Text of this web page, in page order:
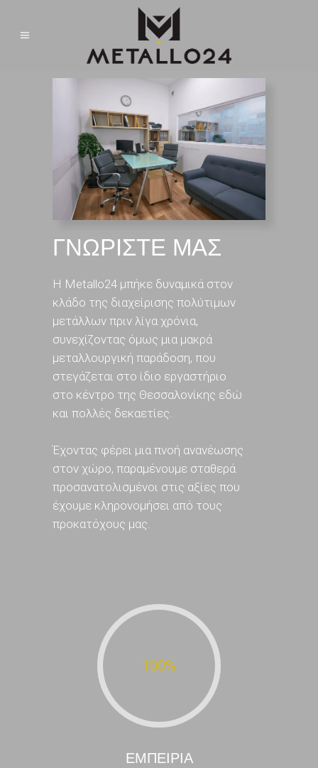
ΓΝΩΡΙΣΤΕ ΜΑΣ
H Metallo24 μπήκε δυναμικά στον
κλάδο της διαχείρισης πολύτιμων
μετάλλων πριν λίγα χρόνια,
συνεχίζοντας όμως μια μακρά
μεταλλουργική παράδοση, που
στεγάζεται στο ίδιο εργαστήριο
στο κέντρο της Θεσσαλονίκης εδώ
και πολλές δεκαετίες.
Έχοντας φέρει μια πνοή ανανέωσης
στον χώρο, παραμένουμε σταθερά
προσανατολισμένοι στις αξίες που
έχουμε κληρονομήσει από τους
προκατόχους μας.
100%
ΕΜΠΕΙΡΙΑ